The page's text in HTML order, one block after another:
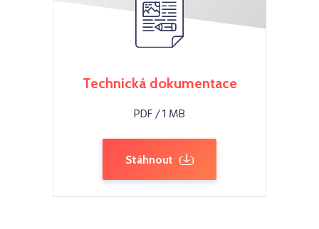
Technická dokumentace
PDF / 1 MB
Stáhnout